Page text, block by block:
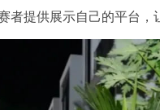
者提供展示自己的平台，